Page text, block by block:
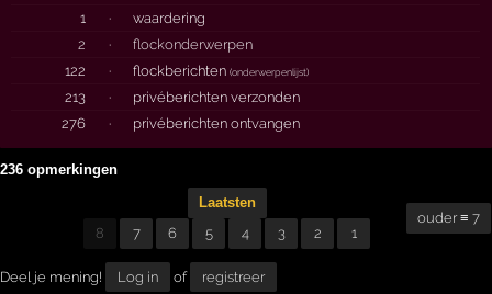
1
·
waardering
2
·
flockonderwerpen
122
· flockberichten(onderwerpenlijst)
213 ·
privéberichten verzonden
276
· privéberichten ontvangen
236 opmerkingen
Laatsten
8
7 6 5 4 3 2 1
ouder ≡ 7
Deel je mening! Log in of registreer